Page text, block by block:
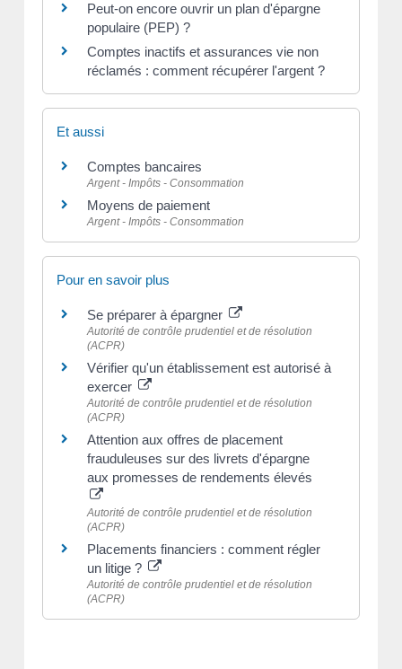
Peut-on encore ouvrir un plan d'épargne
populaire (PEP) ?
Comptes inactifs et assurances vie non
réclamés : comment récupérer l'argent ?
Et aussi
Comptes bancaires
Argent - Impôts - Consommation
Moyens de paiement
Argent - Impôts - Consommation
Pour en savoir plus
Se préparer à épargner
Autorité de contrôle prudentiel et de résolution
(ACPR)
Vérifier qu'un établissement est autorisé à
exercer
Autorité de contrôle prudentiel et de résolution
(ACPR)
Attention aux offres de placement
frauduleuses sur des livrets d'épargne
aux promesses de rendements élevés
Autorité de contrôle prudentiel et de résolution
(ACPR)
Placements financiers : comment régler
un litige ?
Autorité de contrôle prudentiel et de résolution
(ACPR)